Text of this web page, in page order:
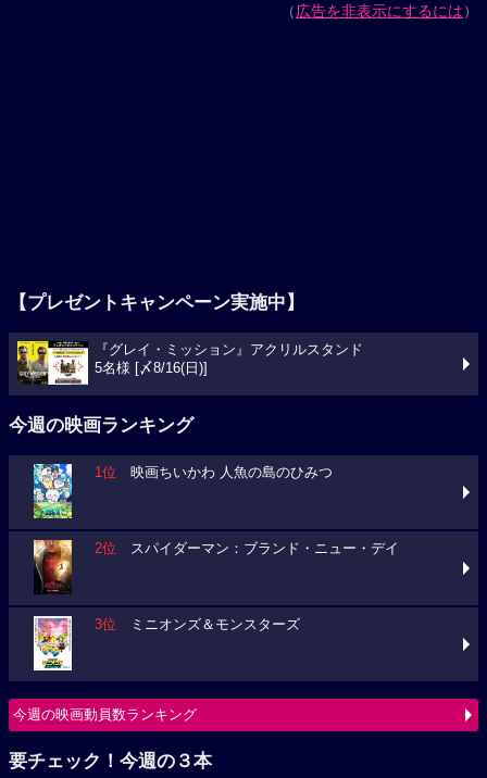
（広告を非表示にするには）
【プレゼントキャンペーン実施中】
『グレイ・ミッション』アクリルスタンド
5名様 [〆8/16(日)]
今週の映画ランキング
1位 映画ちいかわ 人魚の島のひみつ
2位 スパイダーマン：ブランド・ニュー・デイ
3位 ミニオンズ＆モンスターズ
今週の映画動員数ランキング
要チェック！今週の３本